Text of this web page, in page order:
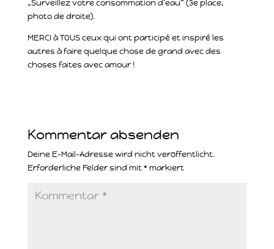
„Surveillez votre consommation d’eau“ (3e place,
photo de droite).
MERCI à TOUS ceux qui ont participé et inspiré les
autres à faire quelque chose de grand avec des
choses faites avec amour !
Kommentar absenden
Deine E-Mail-Adresse wird nicht veröffentlicht.
Erforderliche Felder sind mit * markiert